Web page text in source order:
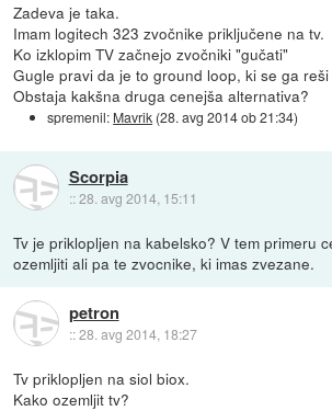
Zadeva je taka.
Imam logitech 323 zvočnike priključene na tv.
Ko izklopim TV začnejo zvočniki "gučati"
Gugle pravi da je to ground loop, ki se ga
Obstaja kakšna druga cenejša alternativa?
spremenil: Mavrik (28. avg 2014 ob 21:34)
Scorpia
::28. avg 2014, 15:11
Tv je priklopljen na kabelsko? V tem primeru
ozemljiti ali pa te zvocnike, ki imas zvezane.
petron
::28. avg 2014, 18:27
Tv priklopljen na siol biox.
Kako ozemljit tv?